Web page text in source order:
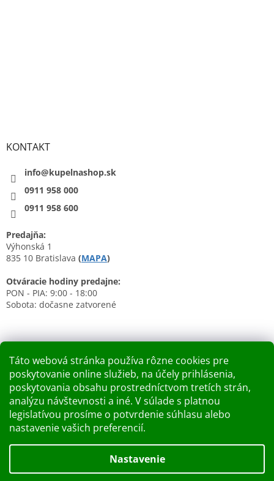
Táto webová stránka používa rôzne cookies pre
poskytovanie online služieb, na účely prihlásenia,
poskytovania obsahu prostredníctvom tretích strán,
analýzu návštevnosti a iné. V súlade s platnou
legislatívou prosíme o potvrdenie súhlasu alebo
nastavenie vašich preferencií.
Nastavenie
KONTAKT
info@kupelnashop.sk
0911 958 000
0911 958 600
Predajňa:
Výhonská 1
835 10 Bratislava (MAPA)
Otváracie hodiny predajne:
PON - PIA: 9:00 - 18:00
Sobota: dočasne zatvorené
Nákupný košík
0KS / 0 €